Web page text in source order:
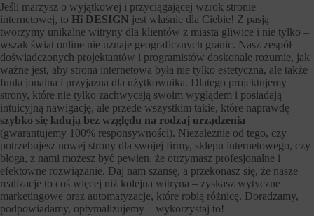
Jeśli marzysz o wyjątkowej i przyciągającej wzrok stronie
internetowej, to Hi DESIGN jest właśnie dla Ciebie! Z pasją
tworzymy unikalne witryny dla klientów z miasta gliwice i nie tylko –
wszak świat online nie uznaje geograficznych granic. Nasz zespół
doświadczonych projektantów i programistów doskonale rozumie, jak
ważne jest, aby strona internetowa była nie tylko estetyczna, ale także
funkcjonalna i przyjazna dla użytkownika. Dlatego projektujemy
strony, które nie tylko zachwycają swoim wyglądem i posiadają
intuicyjną nawigację, ale przede wszystkim takie, które naprawdę
szybko się ładują bez względu na rodzaj urządzenia
(gwarantujemy 100% responsywności). Niezależnie od tego, czy
potrzebujesz nowej strony dla swojej firmy, sklepu internetowego, czy
bloga, z nami możesz być pewien, że otrzymasz profesjonalne i
efektowne rozwiązanie. Daj nam szansę, a przekonasz się, że nasze
realizacje to coś więcej niż kolejna witryna – zyskasz wytyczne
marketingowe oraz automatyzacje, które robią różnicę. Doradzamy,
podpowiadamy, optymalizujemy – wykorzystaj to!